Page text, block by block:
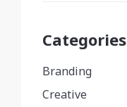
Categories
Branding
Creative